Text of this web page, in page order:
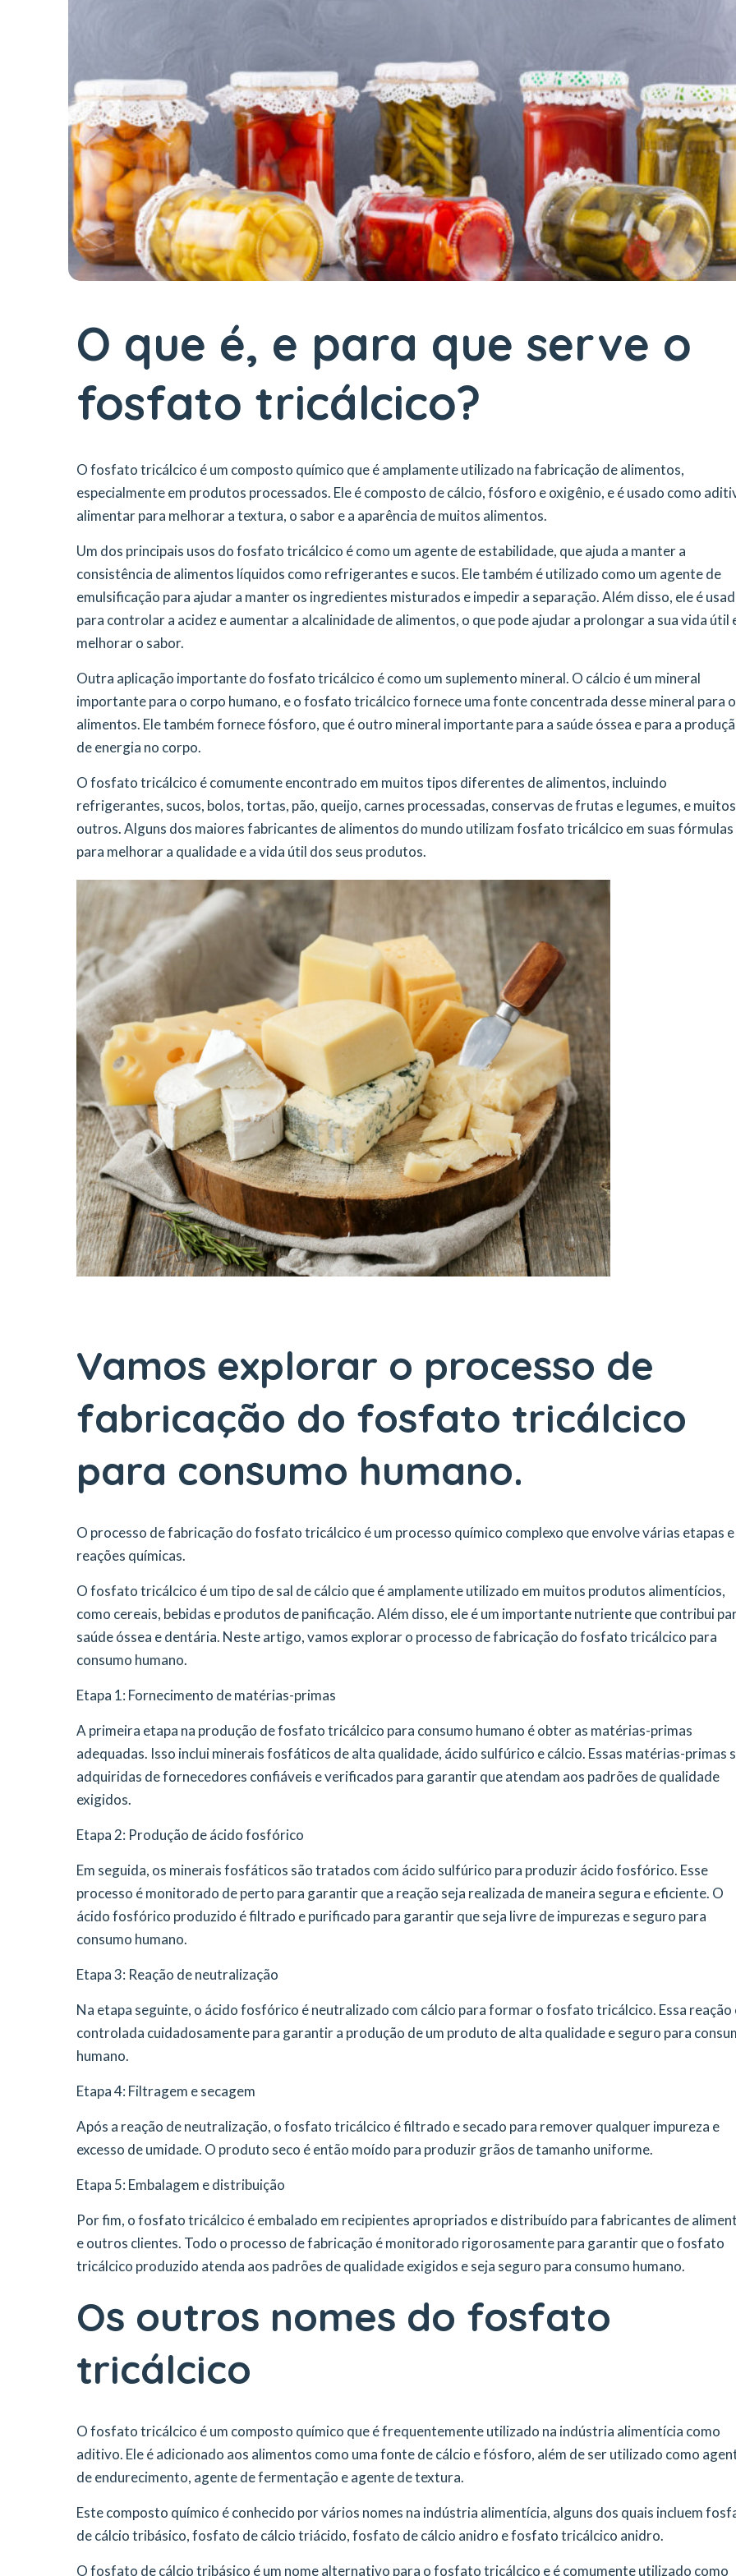
O que é, e para que serve o
fosfato tricálcico?
O fosfato tricálcico é um composto químico que é amplamente utilizado na fabricação de alimentos,
especialmente em produtos processados. Ele é composto de cálcio, fósforo e oxigênio, e é usado como
alimentar para melhorar a textura, o sabor e a aparência de muitos alimentos.
Um dos principais usos do fosfato tricálcico é como um agente de estabilidade, que ajuda a manter a
consistência de alimentos líquidos como refrigerantes e sucos. Ele também é utilizado como um agente de
emulsificação para ajudar a manter os ingredientes misturados e impedir a separação. Além disso, ele é
para controlar a acidez e aumentar a alcalinidade de alimentos, o que pode ajudar a prolongar a sua vida útil
melhorar o sabor.
Outra aplicação importante do fosfato tricálcico é como um suplemento mineral. O cálcio é um mineral
importante para o corpo humano, e o fosfato tricálcico fornece uma fonte concentrada desse mineral para
alimentos. Ele também fornece fósforo, que é outro mineral importante para a saúde óssea e para a
de energia no corpo.
O fosfato tricálcico é comumente encontrado em muitos tipos diferentes de alimentos, incluindo
refrigerantes, sucos, bolos, tortas, pão, queijo, carnes processadas, conservas de frutas e legumes, e muitos
outros. Alguns dos maiores fabricantes de alimentos do mundo utilizam fosfato tricálcico em suas fórmulas
para melhorar a qualidade e a vida útil dos seus produtos.
Vamos explorar o processo de
fabricação do fosfato tricálcico
para consumo humano.
O processo de fabricação do fosfato tricálcico é um processo químico complexo que envolve várias etapas e
reações químicas.
O fosfato tricálcico é um tipo de sal de cálcio que é amplamente utilizado em muitos produtos alimentícios,
como cereais, bebidas e produtos de panificação. Além disso, ele é um importante nutriente que contribui
saúde óssea e dentária. Neste artigo, vamos explorar o processo de fabricação do fosfato tricálcico para
consumo humano.
Etapa 1: Fornecimento de matérias-primas
A primeira etapa na produção de fosfato tricálcico para consumo humano é obter as matérias-primas
adequadas. Isso inclui minerais fosfáticos de alta qualidade, ácido sulfúrico e cálcio. Essas matérias-primas
adquiridas de fornecedores confiáveis e verificados para garantir que atendam aos padrões de qualidade
exigidos.
Etapa 2: Produção de ácido fosfórico
Em seguida, os minerais fosfáticos são tratados com ácido sulfúrico para produzir ácido fosfórico. Esse
processo é monitorado de perto para garantir que a reação seja realizada de maneira segura e eficiente. O
ácido fosfórico produzido é filtrado e purificado para garantir que seja livre de impurezas e seguro para
consumo humano.
Etapa 3: Reação de neutralização
Na etapa seguinte, o ácido fosfórico é neutralizado com cálcio para formar o fosfato tricálcico. Essa reação
controlada cuidadosamente para garantir a produção de um produto de alta qualidade e seguro para
humano.
Etapa 4: Filtragem e secagem
Após a reação de neutralização, o fosfato tricálcico é filtrado e secado para remover qualquer impureza e
excesso de umidade. O produto seco é então moído para produzir grãos de tamanho uniforme.
Etapa 5: Embalagem e distribuição
Por fim, o fosfato tricálcico é embalado em recipientes apropriados e distribuído para fabricantes de
e outros clientes. Todo o processo de fabricação é monitorado rigorosamente para garantir que o fosfato
tricálcico produzido atenda aos padrões de qualidade exigidos e seja seguro para consumo humano.
Os outros nomes do fosfato
tricálcico
O fosfato tricálcico é um composto químico que é frequentemente utilizado na indústria alimentícia como
aditivo. Ele é adicionado aos alimentos como uma fonte de cálcio e fósforo, além de ser utilizado como
de endurecimento, agente de fermentação e agente de textura.
Este composto químico é conhecido por vários nomes na indústria alimentícia, alguns dos quais incluem
de cálcio tribásico, fosfato de cálcio triácido, fosfato de cálcio anidro e fosfato tricálcico anidro.
O fosfato de cálcio tribásico é um nome alternativo para o fosfato tricálcico e é comumente utilizado como